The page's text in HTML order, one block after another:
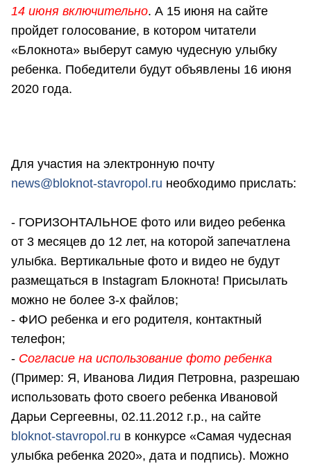
14 июня включительно. А 15 июня на сайте
пройдет голосование, в котором читатели
«Блокнота» выберут самую чудесную улыбку
ребенка. Победители будут объявлены 16 июня
2020 года.
Для участия на электронную почту
news@bloknot-stavropol.ru необходимо прислать:
- ГОРИЗОНТАЛЬНОЕ фото или видео ребенка
от 3 месяцев до 12 лет, на которой запечатлена
улыбка. Вертикальные фото и видео не будут
размещаться в Instagram Блокнота! Присылать
можно не более 3-х файлов;
- ФИО ребенка и его родителя, контактный
телефон;
- Согласие на использование фото ребенка
(Пример: Я, Иванова Лидия Петровна, разрешаю
использовать фото своего ребенка Ивановой
Дарьи Сергеевны, 02.11.2012 г.р., на сайте
bloknot-stavropol.ru в конкурсе «Самая чудесная
улыбка ребенка 2020», дата и подпись). Можно